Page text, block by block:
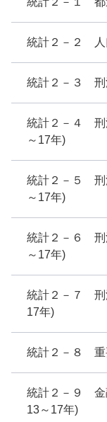
統計２－２ 人
統計２－３ 刑
統計２－４ 刑
～17年)
統計２－５ 刑
～17年)
統計２－６ 刑
～17年)
統計２－７ 刑
17年)
統計２－８ 重
統計２－９ 金
13～17年)